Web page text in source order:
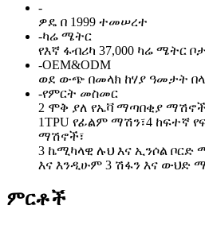
-
ዎዴ በ 1999 ተመሠረተ
-ካሬ ሜትር
የእኛ ፋብሪካ 37,000 ካሬ ሜትር
-OEM&ODM
ወደ ውጭ በመላክ ከሃያ ዓመታት
-የምርት መስመር
2 ሞቅ ያለ የኤቫ ማጣበቂያ
1TPU የፊልም ማሽን፣4 ከፍተኛ
ማሽኖች፣
3 ኬሚካላዊ ሉህ እና ኢንሶል ቦርድ
እና እንዲሁም 3 ሽፋን እና ውህድ
ምርቶች